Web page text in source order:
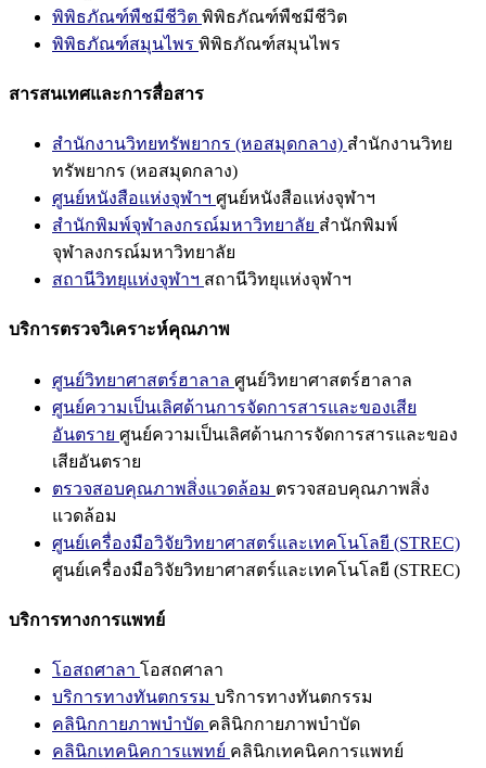
พิพิธภัณฑ์พืชมีชีวิต พิพิธภัณฑ์พืชมีชีวิต
พิพิธภัณฑ์สมุนไพร พิพิธภัณฑ์สมุนไพร
สารสนเทศและการสื่อสาร
สำนักงานวิทยทรัพยากร (หอสมุดกลาง) สำนักงานวิทย
ทรัพยากร (หอสมุดกลาง)
ศูนย์หนังสือแห่งจุฬาฯ ศูนย์หนังสือแห่งจุฬาฯ
สำนักพิมพ์จุฬาลงกรณ์มหาวิทยาลัย สำนักพิมพ์
จุฬาลงกรณ์มหาวิทยาลัย
สถานีวิทยุแห่งจุฬาฯ สถานีวิทยุแห่งจุฬาฯ
บริการตรวจวิเคราะห์คุณภาพ
ศูนย์วิทยาศาสตร์ฮาลาล ศูนย์วิทยาศาสตร์ฮาลาล
ศูนย์ความเป็นเลิศด้านการจัดการสารและของเสีย
อันตราย ศูนย์ความเป็นเลิศด้านการจัดการสารและของ
เสียอันตราย
ตรวจสอบคุณภาพสิ่งแวดล้อม ตรวจสอบคุณภาพสิ่ง
แวดล้อม
ศูนย์เครื่องมือวิจัยวิทยาศาสตร์และเทคโนโลยี (STREC)
ศูนย์เครื่องมือวิจัยวิทยาศาสตร์และเทคโนโลยี (STREC)
บริการทางการแพทย์
โอสถศาลา โอสถศาลา
บริการทางทันตกรรม บริการทางทันตกรรม
คลินิกกายภาพบำบัด คลินิกกายภาพบำบัด
คลินิกเทคนิคการแพทย์ คลินิกเทคนิคการแพทย์